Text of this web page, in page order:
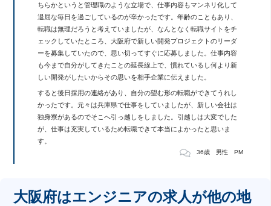
ちらかというと管理職のような立場で、仕事内容もマンネリ化して
退屈な毎日を過ごしているのが辛かったです。年齢のこともあり、
転職は無理だろうと考えていましたが、なんとなく転職サイトをチ
ェックしていたところ、大阪府で新しい開発プロジェクトのリーダ
ーを募集していたので、思い切ってすぐに応募しました。仕事内容
も今まで自分がしてきたことの延長線上で、慣れているし何より新
しい開発がしたいからその思いを相手企業に伝えました。
すると後日採用の連絡があり、自分の望む形の転職ができてうれし
かったです。元々は兵庫県で仕事をしていましたが、新しい会社は
独身寮があるのでそこへ引っ越しをしました。引越しは大変でした
が、仕事は充実しているため転職できて本当によかったと思いま
す。
36歳 男性 PM
大阪府はエンジニアの求人が他の地